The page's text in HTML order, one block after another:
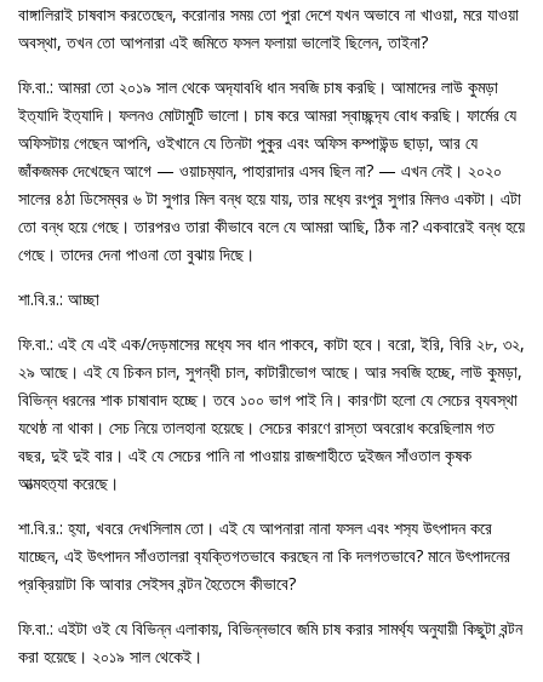
বাঙ্গালিরাই চাষবাস করতেছেন, করোনার সময় তো পুরা দেশে যখন অভাবে না খাওয়া, মরে যাওয়া
অবস্থা, তখন তো আপনারা এই জমিতে ফসল ফলায়া ভালোই ছিলেন, তাইনা?
ফি.বা.: আমরা তো ২০১৯ সাল থেকে অদ‍্যাবধি ধান সবজি চাষ করছি। আমাদের লাউ কুমড়া
ইত‍্যাদি ইত‍্যাদি। ফলনও মোটামুটি ভালো। চাষ করে আমরা স্বাচ্ছন্দ‍্য বোধ করছি। ফার্মের যে
অফিসটায় গেছেন আপনি, ওইখানে যে তিনটা পুকুর এবং অফিস কম্পাউন্ড ছাড়া, আর যে
জাঁকজমক দেখেছেন আগে — ওয়াচম‍্যান, পাহারাদার এসব ছিল না? — এখন নেই। ২০২০
সালের ৪ঠা ডিসেম্বর ৬ টা সুগার মিল বন্ধ হয়ে যায়, তার মধ‍্যে রংপুর সুগার মিলও একটা। এটা
তো বন্ধ হয়ে গেছে। তারপরও তারা কীভাবে বলে যে আমরা আছি, ঠিক না? একবারেই বন্ধ হয়ে
গেছে। তাদের দেনা পাওনা তো বুঝায় দিছে।
শা.বি.র.: আচ্ছা
ফি.বা.: এই যে এই এক/দেড়মাসের মধ‍্যে সব ধান পাকবে, কাটা হবে। বরো, ইরি, বিরি ২৮, ৩২,
২৯ আছে। এই যে চিকন চাল, সুগন্ধী চাল, কাটারীভোগ আছে। আর সবজি হচ্ছে, লাউ কুমড়া,
বিভিন্ন ধরনের শাক চাষাবাদ হচ্ছে। তবে ১০০ ভাগ পাই নি। কারণটা হলো যে সেচের ব‍্যবস্থা
যথেষ্ঠ না থাকা। সেচ নিয়ে তালহানা হয়েছে। সেচের কারণে রাস্তা অবরোধ করেছিলাম গত
বছর, দুই দুই বার। এই যে সেচের পানি না পাওয়ায় রাজশাহীতে দুইজন সাঁওতাল কৃষক
আত্মহত‍্যা করেছে।
শা.বি.র.: হ‍্যা, খবরে দেখসিলাম তো। এই যে আপনারা নানা ফসল এবং শস‍্য উৎপাদন করে
যাচ্ছেন, এই উৎপাদন সাঁওতালরা ব‍্যক্তিগতভাবে করছেন না কি দলগতভাবে? মানে উৎপাদনের
প্রক্রিয়াটা কি আবার সেইসব বন্টন হৈতেসে কীভাবে?
ফি.বা.: এইটা ওই যে বিভিন্ন এলাকায়, বিভিন্নভাবে জমি চাষ করার সামর্থ‍্য অনুযায়ী কিছুটা বন্টন
করা হয়েছে। ২০১৯ সাল থেকেই।